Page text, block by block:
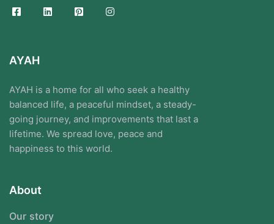
AYAH
AYAH is a home for all who seek a healthy
balanced life, a peaceful mindset, a steady-
going journey, and improvements that last a
lifetime. We spread love, peace and
happiness to this world.
About
Our story